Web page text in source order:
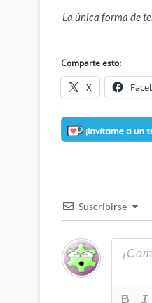
La única forma de
Comparte esto:
X
Suscribirse